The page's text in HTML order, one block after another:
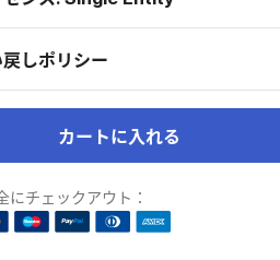
しポリシー
カートに入れる
にチェックアウト：